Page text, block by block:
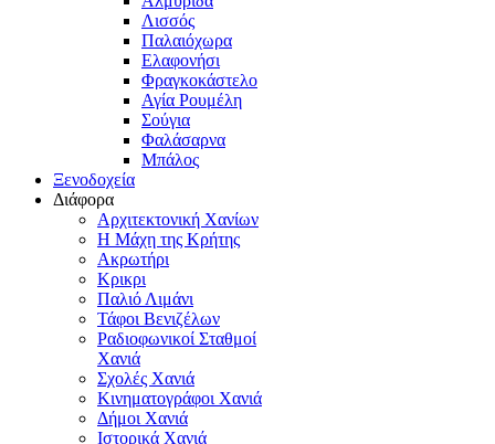
Λισσός
Παλαιόχωρα
Ελαφονήσι
Φραγκοκάστελο
Αγία Ρουμέλη
Σούγια
Φαλάσαρνα
Μπάλος
Ξενοδοχεία
Διάφορα
Αρχιτεκτονική Χανίων
Η Μάχη της Κρήτης
Ακρωτήρι
Κρικρι
Παλιό Λιμάνι
Τάφοι Βενιζέλων
Ραδιοφωνικοί Σταθμοί
Χανιά
Σχολές Χανιά
Κινηματογράφοι Χανιά
Δήμοι Χανιά
Ιστορικά Χανιά